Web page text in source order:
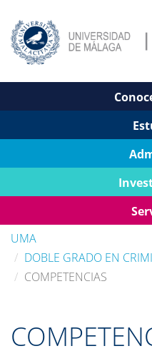
UMA
DOBLE GRADO EN
COMPETENCIAS